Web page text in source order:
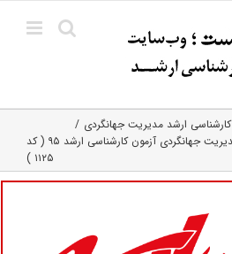
کارشناسی ارشد مدیریت جهانگردی
ظرفیت پذیرش رشته مجموعه مدیریت جهانگردی آزمون کارشناسی ارشد ۹۵ ( کد
۱۱۲۵ )